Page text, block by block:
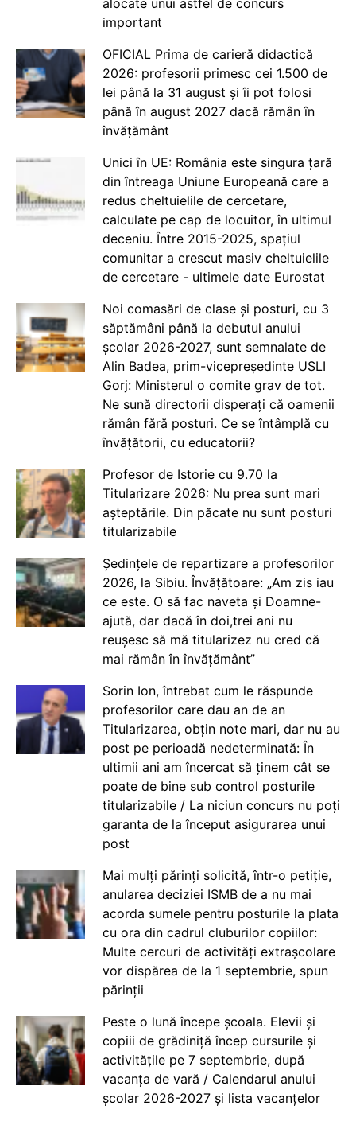
alocate unui astfel de concurs
important
OFICIAL Prima de carieră didactică
2026: profesorii primesc cei 1.500 de
lei până la 31 august și îi pot folosi
până în august 2027 dacă rămân în
învățământ
Unici în UE: România este singura țară
din întreaga Uniune Europeană care a
redus cheltuielile de cercetare,
calculate pe cap de locuitor, în ultimul
deceniu. Între 2015-2025, spațiul
comunitar a crescut masiv cheltuielile
de cercetare - ultimele date Eurostat
Noi comasări de clase și posturi, cu 3
săptămâni până la debutul anului
școlar 2026-2027, sunt semnalate de
Alin Badea, prim-vicepreședinte USLI
Gorj: Ministerul o comite grav de tot.
Ne sună directorii disperați că oamenii
rămân fără posturi. Ce se întâmplă cu
învățătorii, cu educatorii?
Profesor de Istorie cu 9.70 la
Titularizare 2026: Nu prea sunt mari
așteptările. Din păcate nu sunt posturi
titularizabile
Ședințele de repartizare a profesorilor
2026, la Sibiu. Învățătoare: „Am zis iau
ce este. O să fac naveta și Doamne-
ajută, dar dacă în doi,trei ani nu
reușesc să mă titularizez nu cred că
mai rămân în învățământ”
Sorin Ion, întrebat cum le răspunde
profesorilor care dau an de an
Titularizarea, obțin note mari, dar nu au
post pe perioadă nedeterminată: În
ultimii ani am încercat să ținem cât se
poate de bine sub control posturile
titularizabile / La niciun concurs nu poți
garanta de la început asigurarea unui
post
Mai mulți părinți solicită, într-o petiție,
anularea deciziei ISMB de a nu mai
acorda sumele pentru posturile la plata
cu ora din cadrul cluburilor copiilor:
Multe cercuri de activități extrașcolare
vor dispărea de la 1 septembrie, spun
părinții
Peste o lună începe școala. Elevii și
copiii de grădiniță încep cursurile și
activitățile pe 7 septembrie, după
vacanța de vară / Calendarul anului
școlar 2026-2027 și lista vacanțelor